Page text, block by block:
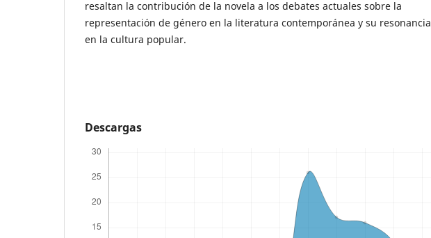
resaltan la contribución de la novela a los debates actuales sobre la
representación de género en la literatura contemporánea y su resonancia
en la cultura popular.
Descargas